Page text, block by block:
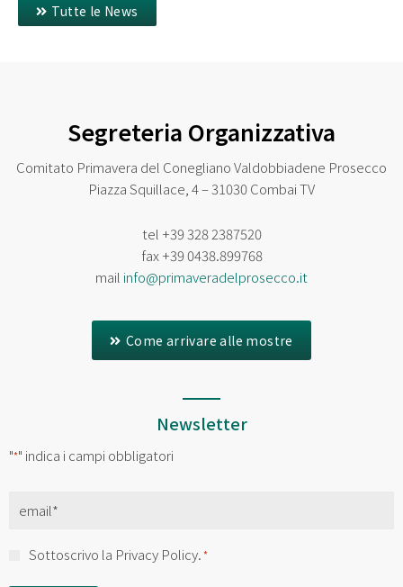
Tutte le News
Segreteria Organizzativa
Comitato Primavera del Conegliano Valdobbiadene Prosecco
Piazza Squillace, 4 – 31030 Combai TV
tel +39 328 2387520
fax+39 0438.899768
mail info@primaveradelprosecco.it
Come arrivare alle mostre
Newsletter
"*" indica i campi obbligatori
Email
Consenso
Sottoscrivo la Privacy Policy.*